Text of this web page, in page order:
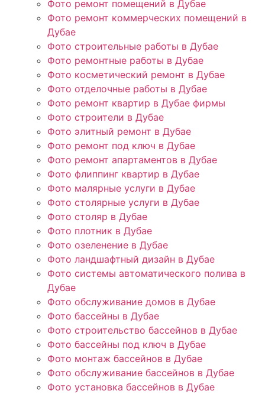
Фото ремонт помещений в Дубае
Фото ремонт коммерческих помещений в
Дубае
Фото строительные работы в Дубае
Фото ремонтные работы в Дубае
Фото косметический ремонт в Дубае
Фото отделочные работы в Дубае
Фото ремонт квартир в Дубае фирмы
Фото строители в Дубае
Фото элитный ремонт в Дубае
Фото ремонт под ключ в Дубае
Фото ремонт апартаментов в Дубае
Фото флиппинг квартир в Дубае
Фото малярные услуги в Дубае
Фото столярные услуги в Дубае
Фото столяр в Дубае
Фото плотник в Дубае
Фото озеленение в Дубае
Фото ландшафтный дизайн в Дубае
Фото системы автоматического полива в
Дубае
Фото обслуживание домов в Дубае
Фото бассейны в Дубае
Фото строительство бассейнов в Дубае
Фото бассейны под ключ в Дубае
Фото монтаж бассейнов в Дубае
Фото обслуживание бассейнов в Дубае
Фото установка бассейнов в Дубае